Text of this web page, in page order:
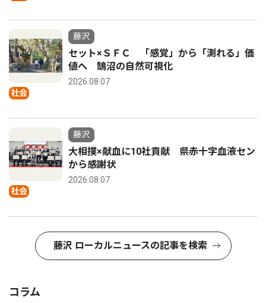
社会
藤沢
セット×ＳＦＣ 「感覚」から「測れる」価
値へ 鵠沼の自然可視化
2026.08.07
社会
藤沢
大相撲×献血に10社貢献 県赤十字血液セン
から感謝状
2026.08.07
藤沢 ローカルニュースの記事を検索
コラム